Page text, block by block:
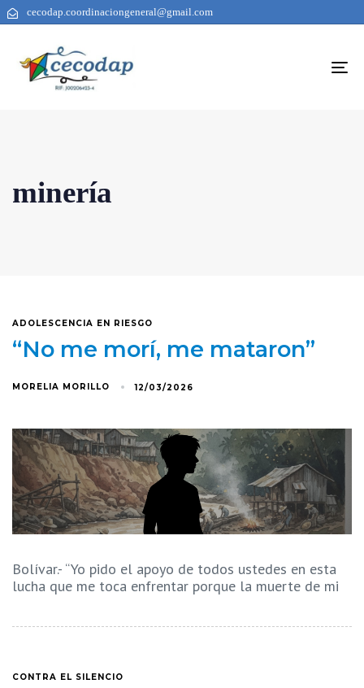
cecodap.coordinaciongeneral@gmail.com
minería
ADOLESCENCIA EN RIESGO
“No me morí, me mataron”
MORELIA MORILLO 12/03/2026
Bolívar.- “Yo pido el apoyo de todos ustedes en esta
lucha que me toca enfrentar porque la muerte de mi
CONTRA EL SILENCIO